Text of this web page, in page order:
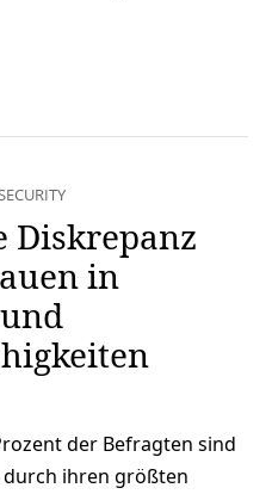
Diskrepanz
in
der Befragten sind
durch ihren größten